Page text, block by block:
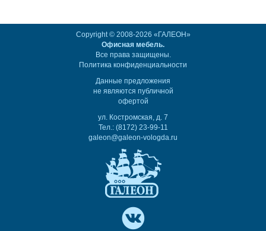
Copyright © 2008-2026 «ГАЛЕОН»
Офисная мебель.
Все права защищены.
Политика конфиденциальности
Данные предложения
не являются публичной
офертой
ул. Костромская, д. 7
Тел.: (8172) 23-99-11
galeon@galeon-vologda.ru